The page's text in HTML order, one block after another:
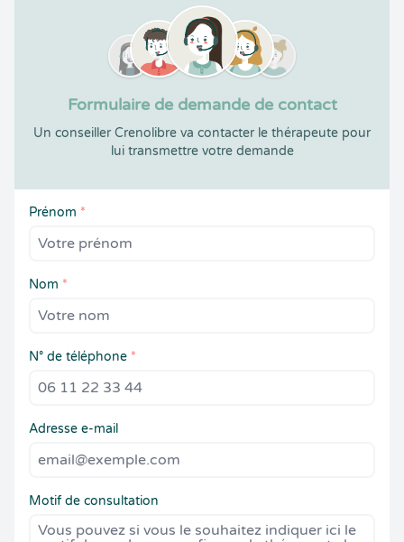
Formulaire de demande de contact
Un conseiller Crenolibre va contacter le thérapeute pour
lui transmettre votre demande
Prénom *
Nom *
N° de téléphone *
Adresse e-mail
Motif de consultation